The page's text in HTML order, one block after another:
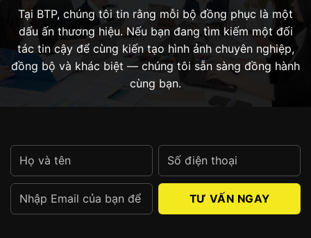
Tại BTP, chúng tôi tin rằng mỗi bộ đồng phục là một
dấu ấn thương hiệu. Nếu bạn đang tìm kiếm một đối
tác tin cậy để cùng kiến tạo hình ảnh chuyên nghiệp,
đồng bộ và khác biệt — chúng tôi sẵn sàng đồng hành
cùng bạn.